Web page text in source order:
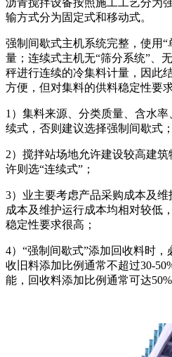
沥青搅拌设备按照施工工艺分为
输方式分为固定式和移动式。
强制间歇式主机系统完整，使用
量；连续式主机无“筛分系统”、
秤进行连续的冷集料计量，因此
方便，但对集料的供料稳定性要
1）集料来源、分类质量、含水
续式，否则建议选择强制间歇式；
2）搅拌站场地允许建设较高建
许则选“连续式”；
3）业主要考虑产品采购成本及维
成本及维护运行成本均相对较低
稳定性要求很高；
4）“强制间歇式”添加回收料时，
收旧料添加比例通常不超过30-
能，回收料添加比例通常可达50%